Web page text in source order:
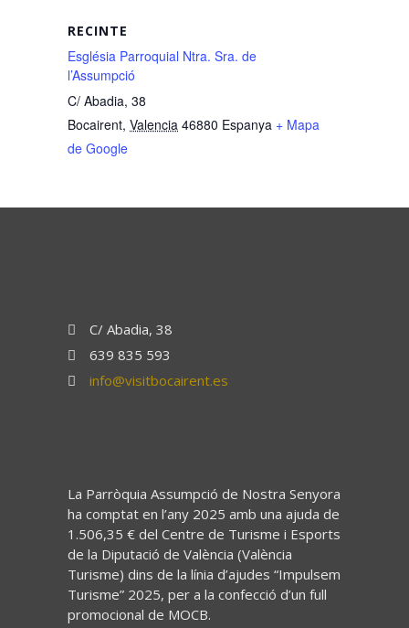
RECINTE
Església Parroquial Ntra. Sra. de
l’Assumpció
C/ Abadia, 38
Bocairent, Valencia 46880 Espanya + Mapa
de Google
C/ Abadia, 38
639 835 593
info@visitbocairent.es
La Parròquia Assumpció de Nostra Senyora
ha comptat en l’any 2025 amb una ajuda de
1.506,35 € del Centre de Turisme i Esports
de la Diputació de València (València
Turisme) dins de la línia d’ajudes “Impulsem
Turisme” 2025, per a la confecció d’un full
promocional de MOCB.